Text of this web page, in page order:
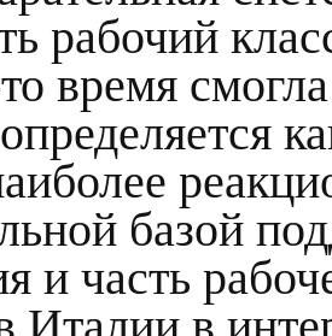
рабочий
время
базой
и часть